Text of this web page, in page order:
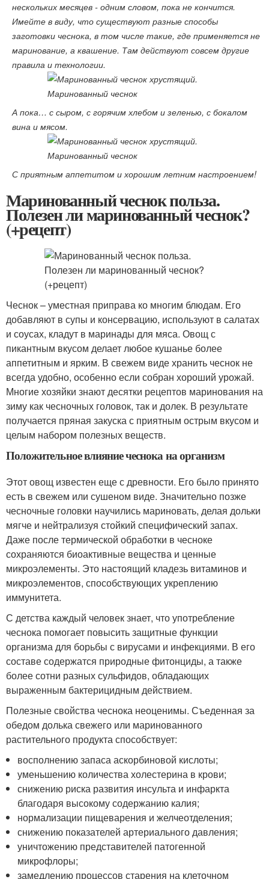
нескольких месяцев - одним словом, пока не кончится.
Имейте в виду, что существуют разные способы
заготовки чеснока, в том числе такие, где применяется не
маринование, а квашение. Там действуют совсем другие
правила и технологии.
А пока… с сыром, с горячим хлебом и зеленью, с бокалом
вина и мясом.
С приятным аппетитом и хорошим летним настроением!
Маринованный чеснок польза.
Полезен ли маринованный чеснок?
(+рецепт)
Чеснок – уместная приправа ко многим блюдам. Его
добавляют в супы и консервацию, используют в салатах
и соусах, кладут в маринады для мяса. Овощ с
пикантным вкусом делает любое кушанье более
аппетитным и ярким. В свежем виде хранить чеснок не
всегда удобно, особенно если собран хороший урожай.
Многие хозяйки знают десятки рецептов маринования на
зиму как чесночных головок, так и долек. В результате
получается пряная закуска с приятным острым вкусом и
целым набором полезных веществ.
Положительное влияние чеснока на организм
Этот овощ известен еще с древности. Его было принято
есть в свежем или сушеном виде. Значительно позже
чесночные головки научились мариновать, делая дольки
мягче и нейтрализуя стойкий специфический запах.
Даже после термической обработки в чесноке
сохраняются биоактивные вещества и ценные
микроэлементы. Это настоящий кладезь витаминов и
микроэлементов, способствующих укреплению
иммунитета.
С детства каждый человек знает, что употребление
чеснока помогает повысить защитные функции
организма для борьбы с вирусами и инфекциями. В его
составе содержатся природные фитонциды, а также
более сотни разных сульфидов, обладающих
выраженным бактерицидным действием.
Полезные свойства чеснока неоценимы. Съеденная за
обедом долька свежего или маринованного
растительного продукта способствует:
восполнению запаса аскорбиновой кислоты;
уменьшению количества холестерина в крови;
снижению риска развития инсульта и инфаркта
благодаря высокому содержанию калия;
нормализации пищеварения и желчеотделения;
снижению показателей артериального давления;
уничтожению представителей патогенной
микрофлоры;
замедлению процессов старения на клеточном